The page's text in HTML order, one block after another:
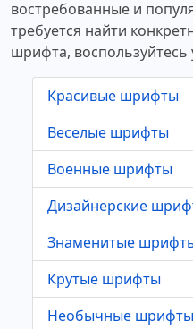
востребованные и
требуется найти
шрифта,
Красивые шрифты
Веселые шрифты
Военные шрифты
Дизайнерские
Знаменитые
Крутые шрифты
Необычные шрифты